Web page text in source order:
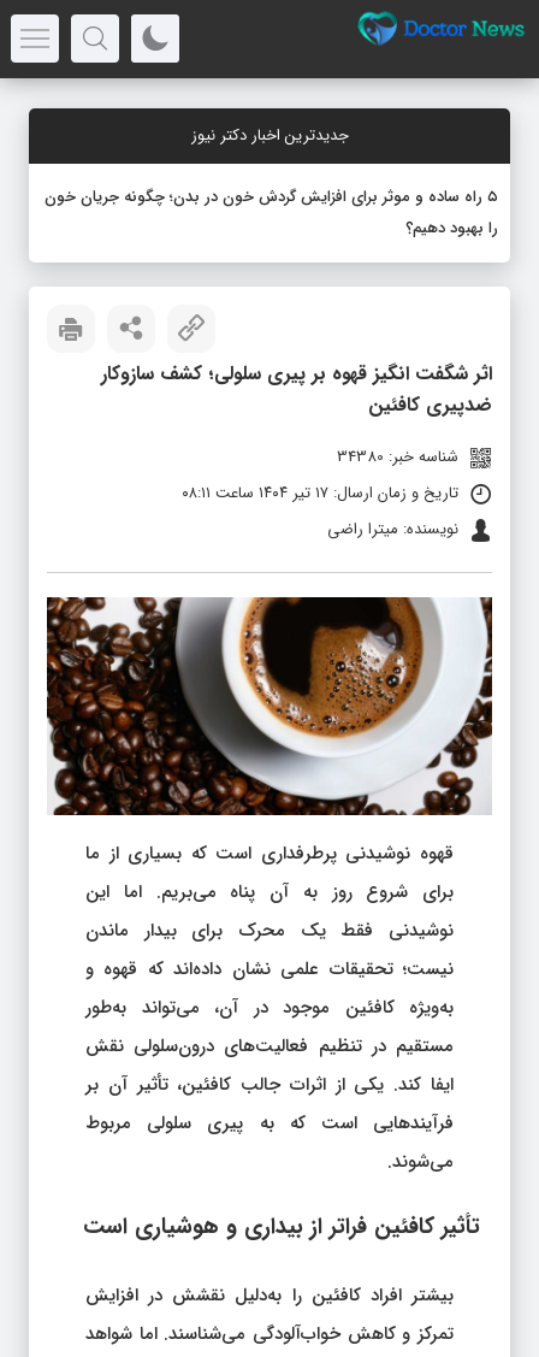
جدیدترین اخبار دکتر نیوز
۵ راه ساده و موثر برای افزایش گردش خون در بدن؛ چگونه جریان خون
را بهبود دهیم؟
اثر شگفت‌ انگیز قهوه بر پیری سلولی؛ کشف سازوکار
ضدپیری کافئین
شناسه خبر: 34380
تاریخ و زمان ارسال: ۱۷ تیر ۱۴۰۴ ساعت ۰۸:۱۱
نویسنده: میترا راضی
قهوه نوشیدنی پرطرفداری است که بسیاری از ما
برای شروع روز به آن پناه می‌بریم. اما این
نوشیدنی فقط یک محرک برای بیدار ماندن
نیست؛ تحقیقات علمی نشان داده‌اند که قهوه و
به‌ویژه کافئین موجود در آن، می‌تواند به‌طور
مستقیم در تنظیم فعالیت‌های درون‌سلولی نقش
ایفا کند. یکی از اثرات جالب کافئین، تأثیر آن بر
فرآیندهایی است که به پیری سلولی مربوط
می‌شوند.
تأثیر کافئین فراتر از بیداری و هوشیاری است
بیشتر افراد کافئین را به‌دلیل نقشش در افزایش
تمرکز و کاهش خواب‌آلودگی می‌شناسند. اما شواهد